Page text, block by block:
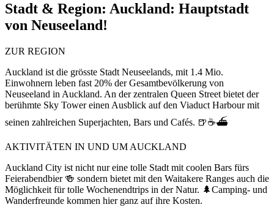
Stadt & Region: Auckland: Hauptstadt
von Neuseeland!
ZUR REGION
Auckland ist die grösste Stadt Neuseelands, mit 1.4 Mio.
Einwohnern leben fast 20% der Gesamtbevölkerung von
Neuseeland in Auckland. An der zentralen Queen Street bietet der
berühmte Sky Tower einen Ausblick auf den Viaduct Harbour mit
seinen zahlreichen Superjachten, Bars und Cafés. 🍺☕⛴️
AKTIVITÄTEN IN UND UM AUCKLAND
Auckland City ist nicht nur eine tolle Stadt mit coolen Bars fürs
Feierabendbier 🍻 sondern bietet mit den Waitakere Ranges auch die
Möglichkeit für tolle Wochenendtrips in der Natur. 🌲Camping- und
Wanderfreunde kommen hier ganz auf ihre Kosten.